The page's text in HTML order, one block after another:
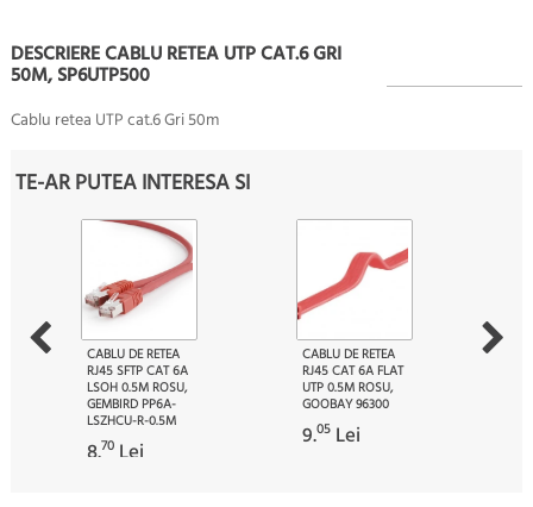
DESCRIERE CABLU RETEA UTP CAT.6 GRI
50M, SP6UTP500
Cablu retea UTP cat.6 Gri 50m
TE-AR PUTEA INTERESA SI
CABLU DE RETEA
RJ45 SFTP CAT 6A
LSOH 0.5M ROSU,
GEMBIRD PP6A-
LSZHCU-R-0.5M
8.70 Lei
CABLU DE RETEA
RJ45 CAT 6A FLAT
UTP 0.5M ROSU,
GOOBAY 96300
9.05 Lei